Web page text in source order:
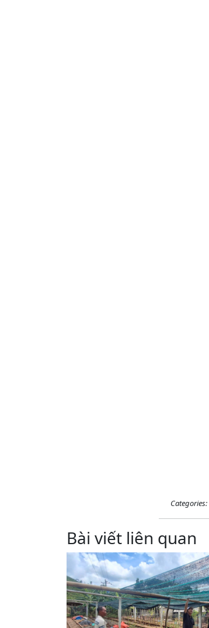
Categories:
Bài viết liên quan